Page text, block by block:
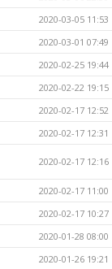
2020-03-05 11:53
2020-03-01 07:49
2020-02-25 19:44
2020-02-22 19:15
2020-02-17 12:52
2020-02-17 12:31
2020-02-17 12:16
2020-02-17 11:00
2020-02-17 10:27
2020-01-28 08:00
2020-01-26 19:21